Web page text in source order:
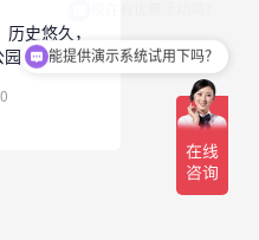
史悠久，
园。
能提供演示系统试用下吗？